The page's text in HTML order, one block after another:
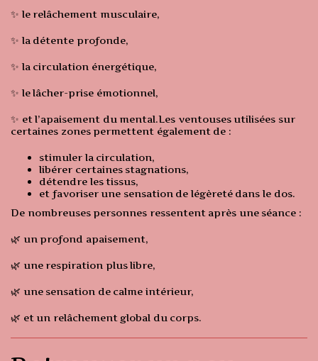
✨ le relâchement musculaire,
✨ la détente profonde,
✨ la circulation énergétique,
✨ le lâcher-prise émotionnel,
✨ et l’apaisement du mental.Les ventouses utilisées sur
certaines zones permettent également de :
stimuler la circulation,
libérer certaines stagnations,
détendre les tissus,
et favoriser une sensation de légèreté dans le dos.
De nombreuses personnes ressentent après une séance :
🌿 un profond apaisement,
🌿 une respiration plus libre,
🌿 une sensation de calme intérieur,
🌿 et un relâchement global du corps.